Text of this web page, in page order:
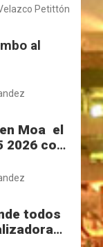
Petittón
al
Moa el
2026 con
todos